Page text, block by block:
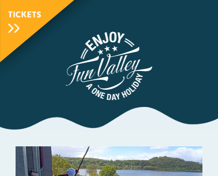
TICKETS
Animated